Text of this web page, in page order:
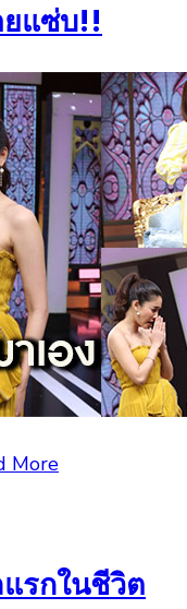
ยแซ่บ!!
More
รกในชีวิต